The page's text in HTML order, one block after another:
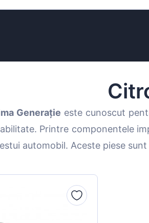
Hyundai
Mazda
Mercedes-Benz
Opel Vauxhall
Peugeot
Generație este cunoscut
Printre componentele
automobil. Aceste piese